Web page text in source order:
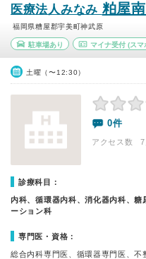
医療法人みなみ 粕屋
福岡県糟屋郡宇美町神武原
駐車場あり マイナ受付(スマ
土曜（〜12:30）
0件
アクセス数 7
診療科目：
内科、循環器内科、消化器内科、
ーション科
専門医・資格：
総合内科専門医、循環器専門医、